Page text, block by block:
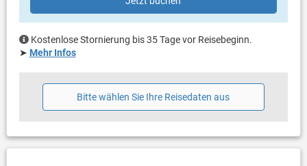
Kostenlose Stornierung bis 35 Tage vor Reisebeginn.
➤ Mehr Infos
Bitte wählen Sie Ihre Reisedaten aus